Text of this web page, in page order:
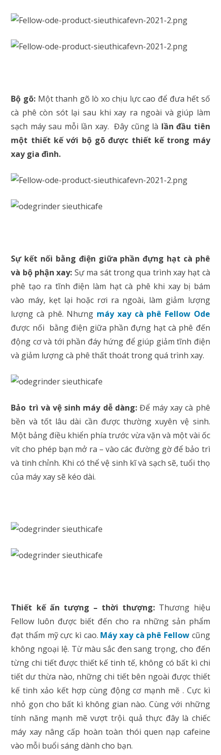
Bộ gõ: Một thanh gõ lò xo chịu lực cao để đưa hết số
cà phê còn sót lại sau khi xay ra ngoài và giúp làm
sạch máy sau mỗi lần xay. Đây cũng là lần đầu tiên
một thiết kế với bộ gõ được thiết kế trong máy
xay gia đình.
Sự kết nối bằng điện giữa phần đựng hạt cà phê
và bộ phận xay: Sự ma sát trong qua trình xay hạt cà
phê tạo ra tĩnh điện làm hạt cà phê khi xay bị bám
vào máy, kẹt lại hoặc rơi ra ngoài, làm giảm lượng
lượng cà phê. Nhưng máy xay cà phê Fellow Ode
được nối bằng điện giữa phần đựng hạt cà phê đến
động cơ và tới phần đáy hứng để giúp giảm tĩnh điện
và giảm lượng cà phê thất thoát trong quá trình xay.
Bảo trì và vệ sinh máy dễ dàng: Để máy xay cà phê
bền và tốt lâu dài cần được thường xuyên vệ sinh.
Một bảng điều khiển phía trước vừa vặn và một vài ốc
vít cho phép bạn mở ra – vào các đường gờ để bảo trì
và tinh chỉnh. Khi có thể vệ sinh kĩ và sạch sẽ, tuổi thọ
của máy xay sẽ kéo dài.
Thiết kế ấn tượng – thời thượng: Thương hiệu
Fellow luôn được biết đến cho ra những sản phẩm
đạt thẩm mỹ cực kì cao. Máy xay cà phê Fellow cũng
không ngoại lệ. Từ màu sắc đen sang trọng, cho đến
từng chi tiết được thiết kế tinh tế, không có bất kì chi
tiết dư thừa nào, những chi tiết bên ngoài được thiết
kế tinh xảo kết hợp cùng động cơ mạnh mẽ . Cực kì
nhỏ gọn cho bất kì không gian nào. Cùng với những
tính năng mạnh mẽ vượt trội. quả thực đây là chiếc
máy xay nâng cấp hoàn toàn thói quen nạp cafeine
vào mỗi buổi sáng dành cho bạn.